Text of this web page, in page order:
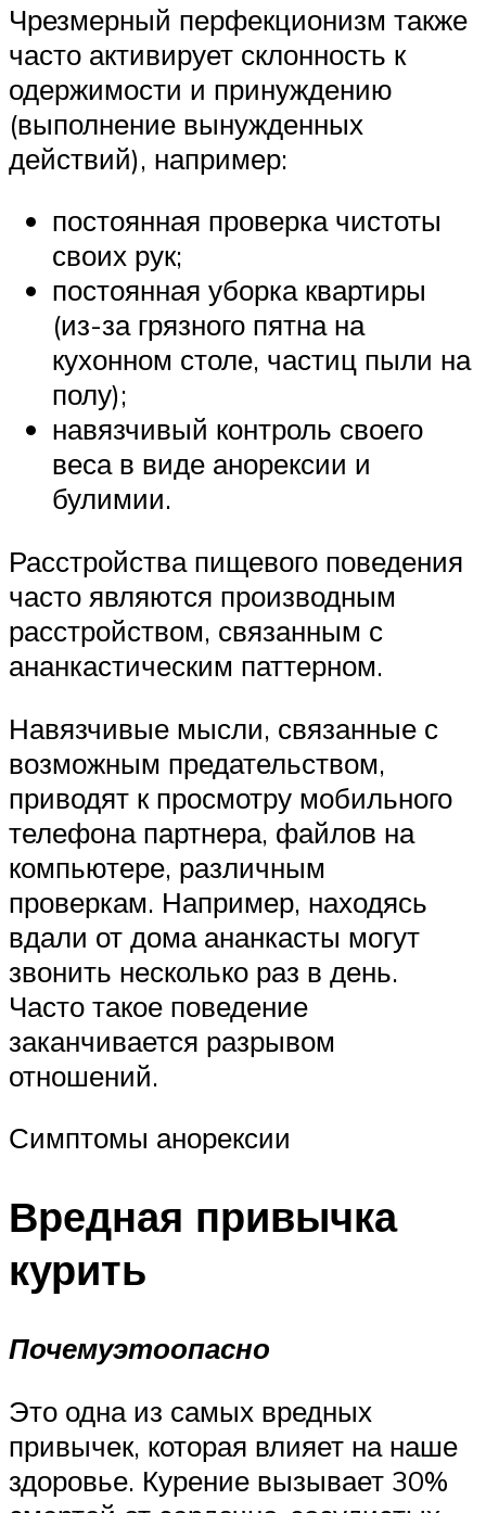
Чрезмерный перфекционизм также
часто активирует склонность к
одержимости и принуждению
(выполнение вынужденных
действий), например:
постоянная проверка чистоты
своих рук;
постоянная уборка квартиры
(из-за грязного пятна на
кухонном столе, частиц пыли на
полу);
навязчивый контроль своего
веса в виде анорексии и
булимии.
Расстройства пищевого поведения
часто являются производным
расстройством, связанным с
ананкастическим паттерном.
Навязчивые мысли, связанные с
возможным предательством,
приводят к просмотру мобильного
телефона партнера, файлов на
компьютере, различным
проверкам. Например, находясь
вдали от дома ананкасты могут
звонить несколько раз в день.
Часто такое поведение
заканчивается разрывом
отношений.
Симптомы анорексии
Вредная привычка
курить
Почемуэтоопасно
Это одна из самых вредных
привычек, которая влияет на наше
здоровье. Курение вызывает 30%